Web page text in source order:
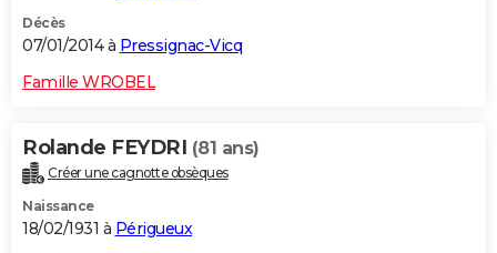
Décès
07/01/2014 à Pressignac-Vicq
Famille WROBEL
Rolande FEYDRI (81 ans)
Créer une cagnotte obsèques
Naissance
18/02/1931 à Périgueux